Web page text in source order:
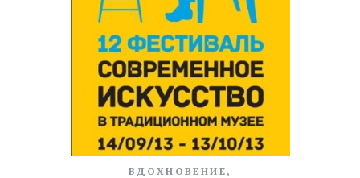
ВДОХНОВЕНИЕ ,